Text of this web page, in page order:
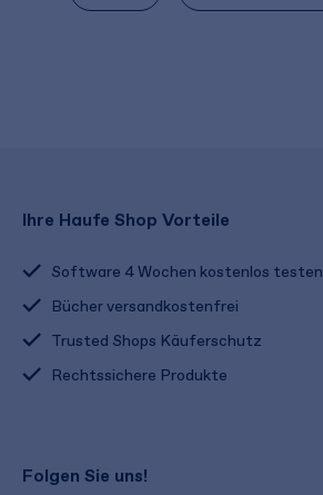
Ihre Haufe Shop Vorteile
Software 4 Wochen kostenlos testen
Bücher versandkostenfrei
Trusted Shops Käuferschutz
Rechtssichere Produkte
Folgen Sie uns!